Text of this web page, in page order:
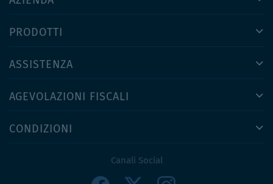
PRODOTTI
ASSISTENZA
AGEVOLAZIONI FISCALI
CONDIZIONI
Canali Social